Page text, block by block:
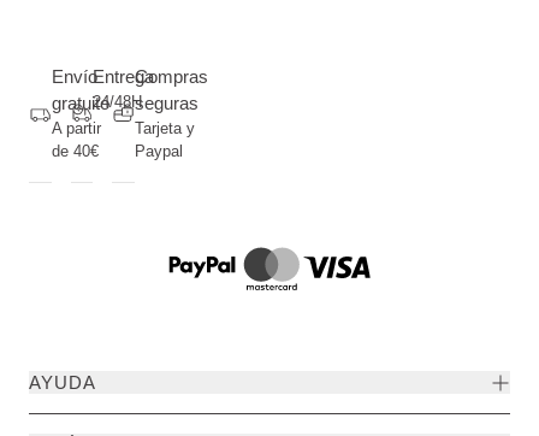
Envío
gratuito
A partir
de 40€
Entrega
24/48H
Compras
seguras
Tarjeta y
Paypal
AYUDA